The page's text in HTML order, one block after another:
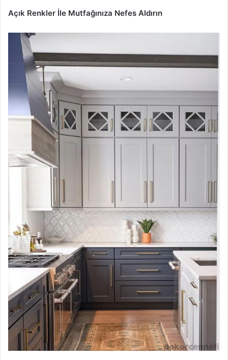
Açık Renkler İle Mutfağınıza Nefes Aldırın